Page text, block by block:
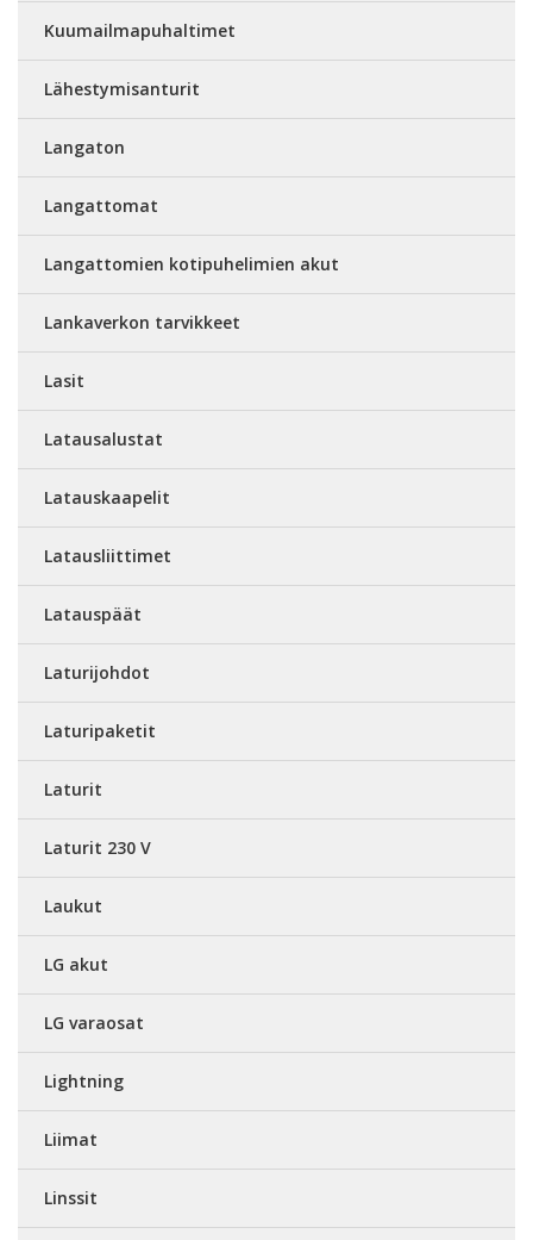
Kuumailmapuhaltimet
Lähestymisanturit
Langaton
Langattomat
Langattomien kotipuhelimien akut
Lankaverkon tarvikkeet
Lasit
Latausalustat
Latauskaapelit
Latausliittimet
Latauspäät
Laturijohdot
Laturipaketit
Laturit
Laturit 230 V
Laukut
LG akut
LG varaosat
Lightning
Liimat
Linssit